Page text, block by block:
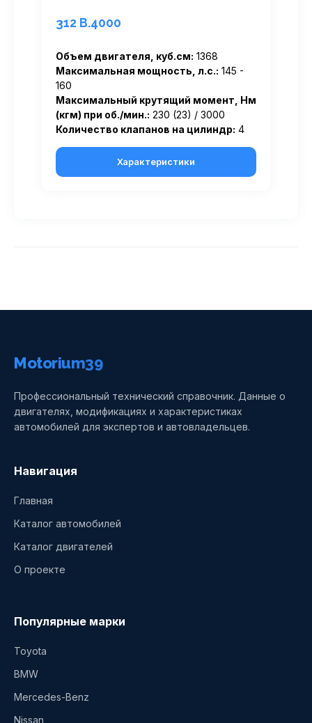
312 B.4000
Объем двигателя, куб.см: 1368
Максимальная мощность, л.с.: 145 -
160
Максимальный крутящий момент, Нм
(кгм) при об./мин.: 230 (23) / 3000
Количество клапанов на цилиндр: 4
Характеристики
Motorium39
Профессиональный технический справочник. Данные о
двигателях, модификациях и характеристиках
автомобилей для экспертов и автовладельцев.
Навигация
Главная
Каталог автомобилей
Каталог двигателей
О проекте
Популярные марки
Toyota
BMW
Mercedes-Benz
Nissan